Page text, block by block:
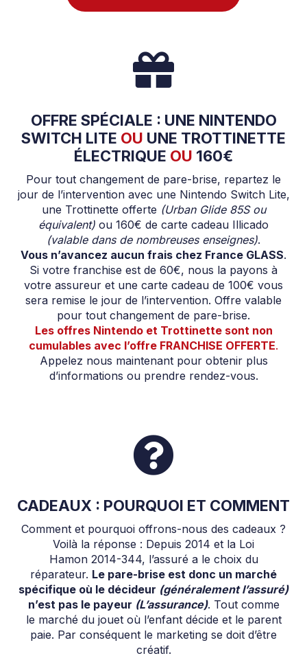
OFFRE SPÉCIALE : UNE NINTENDO
SWITCH LITE OU UNE TROTTINETTE
ÉLECTRIQUE OU 160€
Pour tout changement de pare-brise, repartez le
jour de l’intervention avec une Nintendo Switch Lite,
une Trottinette offerte (Urban Glide 85S ou
équivalent) ou 160€ de carte cadeau Illicado
(valable dans de nombreuses enseignes).
Vous n’avancez aucun frais chez France GLASS.
Si votre franchise est de 60€, nous la payons à
votre assureur et une carte cadeau de 100€ vous
sera remise le jour de l’intervention. Offre valable
pour tout changement de pare-brise.
Les offres Nintendo et Trottinette sont non
cumulables avec l’offre FRANCHISE OFFERTE.
Appelez nous maintenant pour obtenir plus
d’informations ou prendre rendez-vous.
CADEAUX : POURQUOI ET COMMENT
Comment et pourquoi offrons-nous des cadeaux ?
Voilà la réponse : Depuis 2014 et la Loi
Hamon 2014-344, l’assuré a le choix du
réparateur. Le pare-brise est donc un marché
spécifique où le décideur (généralement l’assuré)
n’est pas le payeur (L’assurance). Tout comme
le marché du jouet où l’enfant décide et le parent
paie. Par conséquent le marketing se doit d’être
créatif.